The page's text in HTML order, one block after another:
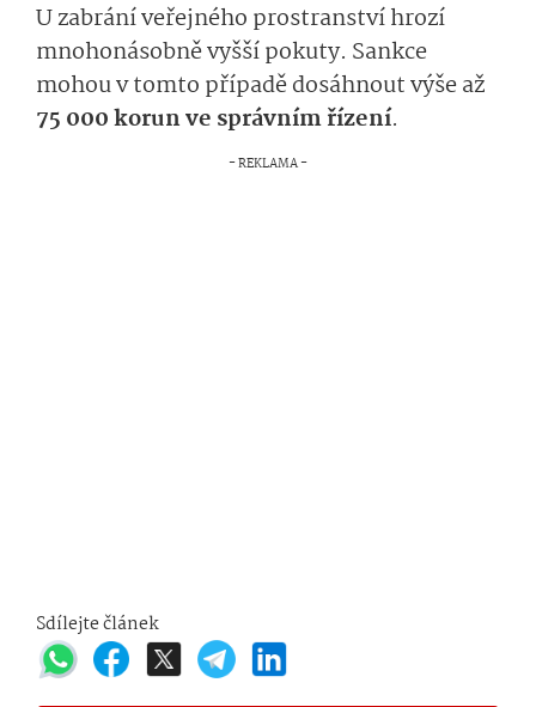
U zabrání veřejného prostranství hrozí
mnohonásobně vyšší pokuty. Sankce
mohou v tomto případě dosáhnout výše až
75 000 korun ve správním řízení.
Sdílejte článek